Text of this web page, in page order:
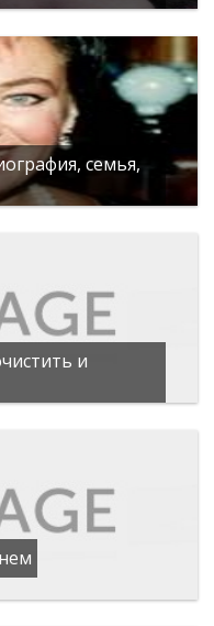
семья,
и